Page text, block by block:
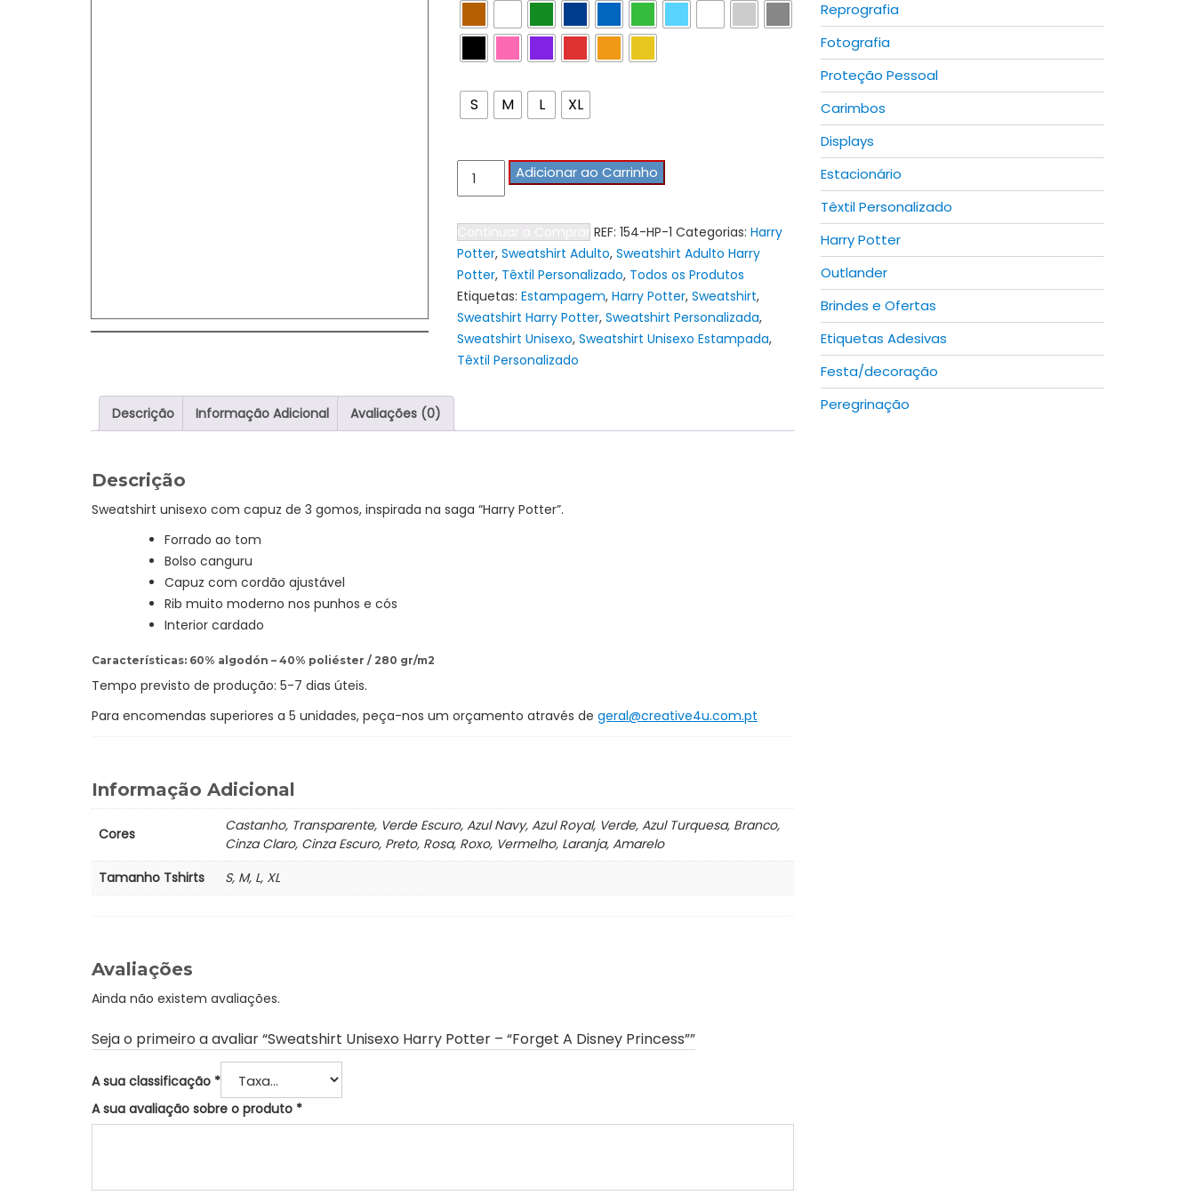
S M L XL
Quantidade
de
Harry
Potter
-
"Forget
A
Disney
Adicionar ao Carrinho
Continuar a Comprar REF: 154-HP-1 Categorias: Harry
Potter, Sweatshirt Adulto, Sweatshirt Adulto Harry
Potter, Têxtil Personalizado, Todos os Produtos
Etiquetas: Estampagem, Harry Potter, Sweatshirt,
Sweatshirt Harry Potter, Sweatshirt Personalizada,
Sweatshirt Unisexo, Sweatshirt Unisexo Estampada,
Têxtil Personalizado
Descrição Informação Adicional Avaliações (0)
Descrição
Sweatshirt unisexo com capuz de 3 gomos, inspirada na saga “Harry Potter”.
Forrado ao tom
Bolso canguru
Capuz com cordão ajustável
Rib muito moderno nos punhos e cós
Interior cardado
Características: 60% algodón – 40% poliéster / 280 gr/m2
Tempo previsto de produção: 5-7 dias úteis.
Para encomendas superiores a 5 unidades, peça-nos um orçamento através de geral@creative4u.com.pt
Informação Adicional
Cores
Castanho, Transparente, Verde Escuro, Azul Navy, Azul Royal, Verde, Azul Turquesa, Branco,
Cinza Claro, Cinza Escuro, Preto, Rosa, Roxo, Vermelho, Laranja, Amarelo
Tamanho Tshirts
S, M, L, XL
Avaliações
Ainda não existem avaliações.
Seja o primeiro a avaliar “Sweatshirt Unisexo Harry Potter – “Forget A Disney Princess””
A sua classificação *
A sua avaliação sobre o produto *
Reprografia
Fotografia
Proteção Pessoal
Carimbos
Displays
Estacionário
Têxtil Personalizado
Harry Potter
Outlander
Brindes e Ofertas
Etiquetas Adesivas
Festa/decoração
Peregrinação